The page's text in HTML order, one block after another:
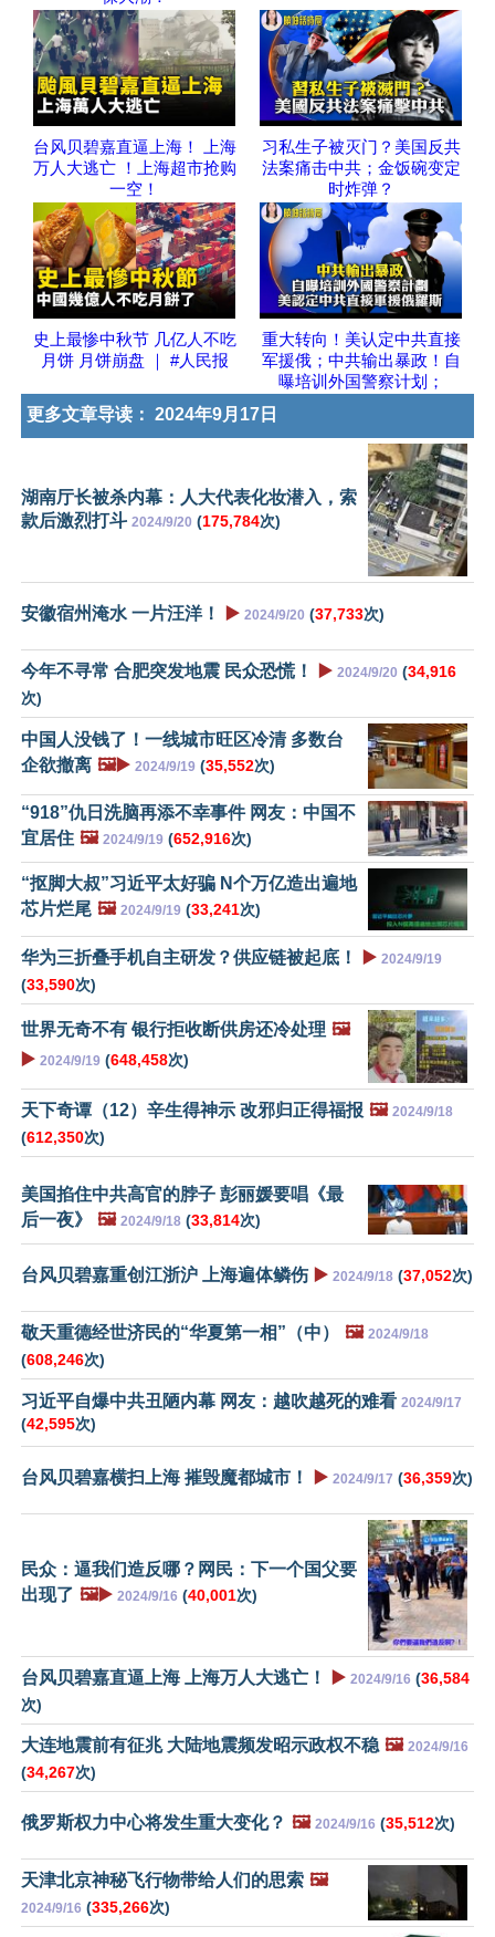
台风贝碧嘉直逼上海！ 上海
万人大逃亡 ！上海超市抢购
一空！
习私生子被灭门？美国反共
法案痛击中共；金饭碗变定
时炸弹？
史上最惨中秋节 几亿人不吃
月饼 月饼崩盘 ｜ #人民报
重大转向！美认定中共直接
军援俄；中共输出暴政！自
曝培训外国警察计划；
更多文章导读： 2024年9月17日
湖南厅长被杀内幕：人大代表化妆潜入，索
款后激烈打斗 2024/9/20 (175,784次)
安徽宿州淹水 一片汪洋！ ▶️ 2024/9/20 (37,733次)
今年不寻常 合肥突发地震 民众恐慌！ ▶️ 2024/9/20 (34,916
次)
中国人没钱了！一线城市旺区冷清 多数台
企欲撤离 🖼️▶️ 2024/9/19 (35,552次)
“918”仇日洗脑再添不幸事件 网友：中国不
宜居住 🖼️ 2024/9/19 (652,916次)
“抠脚大叔”习近平太好骗 N个万亿造出遍地
芯片烂尾 🖼️ 2024/9/19 (33,241次)
华为三折叠手机自主研发？供应链被起底！ ▶️ 2024/9/19
(33,590次)
世界无奇不有 银行拒收断供房还冷处理 🖼️
▶️ 2024/9/19 (648,458次)
天下奇谭（12）辛生得神示 改邪归正得福报 🖼️ 2024/9/18
(612,350次)
美国掐住中共高官的脖子 彭丽媛要唱《最
后一夜》
🖼️ 2024/9/18 (33,814次)
台风贝碧嘉重创江浙沪 上海遍体鳞伤 ▶️ 2024/9/18 (37,052次)
敬天重德经世济民的“华夏第一相”（中） 🖼️ 2024/9/18
(608,246次)
习近平自爆中共丑陋内幕 网友：越吹越死的难看 2024/9/17
(42,595次)
台风贝碧嘉横扫上海 摧毁魔都城市！ ▶️ 2024/9/17 (36,359次)
民众：逼我们造反哪？网民：下一个国父要
出现了 🖼️▶️ 2024/9/16 (40,001次)
台风贝碧嘉直逼上海 上海万人大逃亡！ ▶️ 2024/9/16 (36,584
次)
大连地震前有征兆 大陆地震频发昭示政权不稳 🖼️ 2024/9/16
(34,267次)
俄罗斯权力中心将发生重大变化？ 🖼️ 2024/9/16 (35,512次)
天津北京神秘飞行物带给人们的思索 🖼️
2024/9/16 (335,266次)